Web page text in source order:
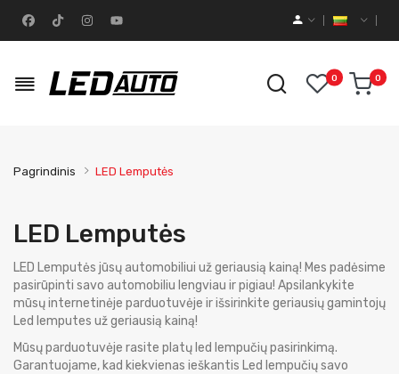
0 0
Pagrindinis LED Lemputės
LED Lemputės
LED Lemputės jūsų automobiliui už geriausią kainą! Mes padėsime
pasirūpinti savo automobiliu lengviau ir pigiau! Apsilankykite
mūsų internetinėje parduotuvėje ir išsirinkite geriausių gamintojų
Led lemputes už geriausią kainą!
Mūsų parduotuvėje rasite platų led lempučių pasirinkimą.
Garantuojame, kad kiekvienas ieškantis Led lempučių savo